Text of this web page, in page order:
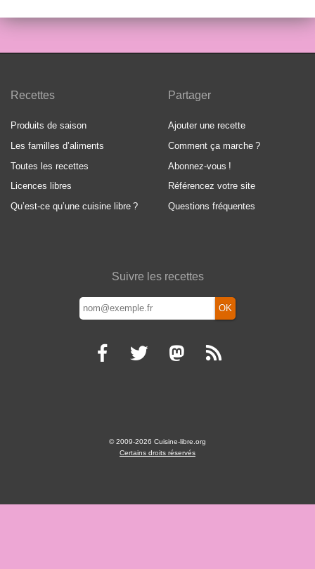
Recettes
Produits de saison
Les familles d’aliments
Toutes les recettes
Licences libres
Qu’est-ce qu’une cuisine libre ?
Partager
Ajouter une recette
Comment ça marche ?
Abonnez-vous !
Référencez votre site
Questions fréquentes
Suivre les recettes
OK
© 2009-2026 Cuisine-libre.org
Certains droits réservés